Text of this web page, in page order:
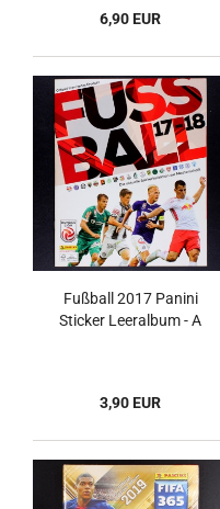
6,90 EUR
Fußball 2017 Panini
Sticker Leeralbum - A
3,90 EUR